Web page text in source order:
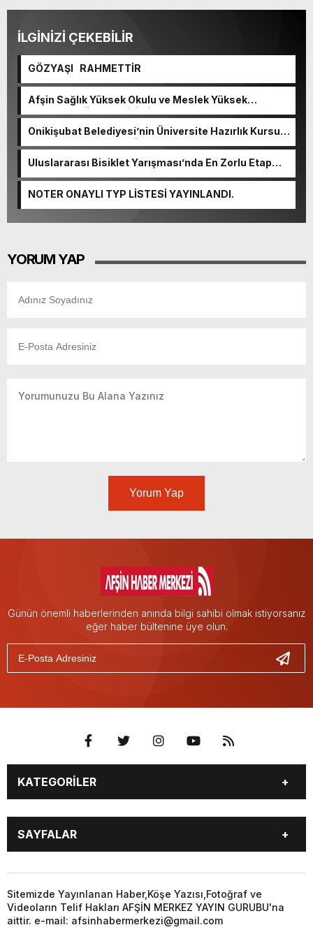
İLGİNİZİ ÇEKEBİLİR
GÖZYAŞI RAHMETTİR
Afşin Sağlık Yüksek Okulu ve Meslek Yüksek
Okulunda görev değişimi!
Onikişubat Belediyesi’nin Üniversite Hazırlık Kursu
başvurularında son gün 7 Ağustos.
Uluslararası Bisiklet Yarışması’nda En Zorlu Etap
NOTER ONAYLI TYP LİSTESİ YAYINLANDI.
YORUM YAP
Yorum Yap
Günün önemli haberlerinden anında bilgi sahibi olmak istiyorsanız
eğer haber bültenine üye olun.
KATEGORİLER
EĞİTİM
EKONOMİ
GÜNCEL
SİYASET
YEREL HABERLER
KÜNYE
…
3. SAYFA
KÜLTÜR
SAYFALAR
GÜNCEL
ÖZEL HABER
SİYASET
YEREL HABERLER
KÜNYE
…
Sitemizde Yayınlanan Haber,Köşe Yazısı,Fotoğraf ve
Videoların Telif Hakları AFŞİN MERKEZ YAYIN GURUBU'na
aittir. e-mail: afsinhabermerkezi@gmail.com